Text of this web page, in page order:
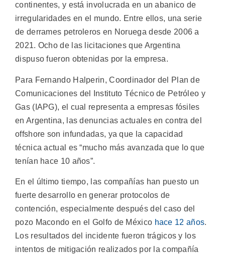
continentes, y está involucrada en un abanico de
irregularidades en el mundo. Entre ellos, una serie
de derrames petroleros en Noruega desde 2006 a
2021. Ocho de las licitaciones que Argentina
dispuso fueron obtenidas por la empresa.
Para Fernando Halperin, Coordinador del Plan de
Comunicaciones del Instituto Técnico de Petróleo y
Gas (IAPG), el cual representa a empresas fósiles
en Argentina, las denuncias actuales en contra del
offshore son infundadas, ya que la capacidad
técnica actual es “mucho más avanzada que lo que
tenían hace 10 años”.
En el último tiempo, las compañías han puesto un
fuerte desarrollo en generar protocolos de
contención, especialmente después del caso del
pozo Macondo en el Golfo de México hace 12 años.
Los resultados del incidente fueron trágicos y los
intentos de mitigación realizados por la compañía